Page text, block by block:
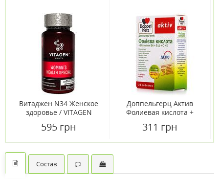
Витаджен N34 Женское
здоровье / VITAGEN
капсулы №60
595 грн
Доппельгерц Актив
Фолиевая кислота +
таблетки №30
311 грн
Состав